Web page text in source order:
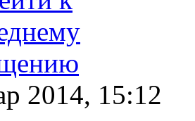
2014, 15:12